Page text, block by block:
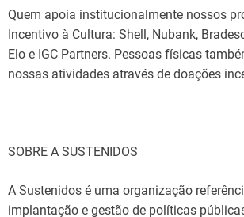
Quem apoia institucionalmente nossos
Incentivo à Cultura: Shell, Nubank,
Elo e IGC Partners. Pessoas físicas
nossas atividades através de doações
SOBRE A SUSTENIDOS
A Sustenidos é uma organização
implantação e gestão de políticas